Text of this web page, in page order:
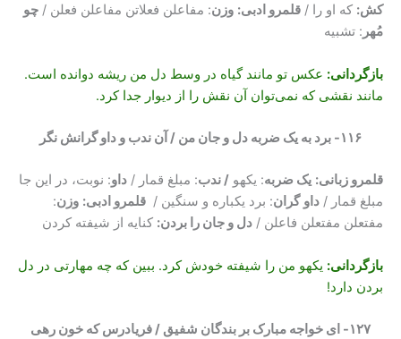
کش: که او را / قلمرو ادبی: وزن: مفاعلن فعلاتن مفاعلن فعلن / چو
مُهر : تشبیه
بازگردانی: عکس تو مانند گیاه در وسط دل من ریشه دوانده است.
مانند نقشی که نمی‌توان آن نقش را از دیوار جدا کرد.
۱۱۶- برد به یک ضربه دل و جان من / آن ندب و داو گرانش نگر
قلمرو زبانی: یک ضربه: یکهو / ندب: مبلغ قمار / داو: نوبت، در این جا
مبلغ قمار / داو گران: برد یکباره و سنگین / قلمرو ادبی: وزن:
مفتعلن مفتعلن فاعلن / دل و جان را بردن: کنایه از شیفته کردن
بازگردانی: یکهو من را شیفته خودش کرد. ببین که چه مهارتی در دل
بردن دارد!
۱۲۷- ای خواجه مبارک بر بندگان شفیق / فریادرس که خون رهی